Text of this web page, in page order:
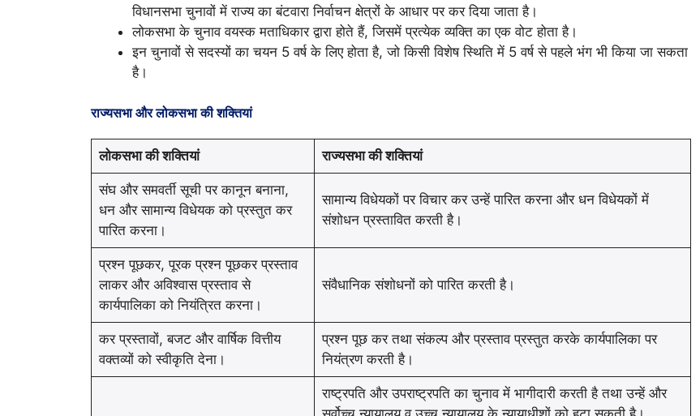
विधानसभा चुनावों में राज्य का बंटवारा निर्वाचन क्षेत्रों के आधार पर कर दिया जाता है।
लोकसभा के चुनाव वयस्क मताधिकार द्वारा होते हैं, जिसमें प्रत्येक व्यक्ति का एक वोट होता है।
इन चुनावों से सदस्यों का चयन 5 वर्ष के लिए होता है, जो किसी विशेष स्थिति में 5 वर्ष से पहले भंग भी किया जा सकता
है।
राज्यसभा और लोकसभा की शक्तियां
लोकसभा की शक्तियां राज्यसभा की शक्तियां
संघ और समवर्ती सूची पर कानून बनाना,
धन और सामान्य विधेयक को प्रस्तुत कर
पारित करना।
सामान्य विधेयकों पर विचार कर उन्हें पारित करना और धन विधेयकों में
संशोधन प्रस्तावित करती है।
प्रश्न पूछकर, पूरक प्रश्न पूछकर प्रस्ताव
लाकर और अविश्वास प्रस्ताव से
कार्यपालिका को नियंत्रित करना।
संवैधानिक संशोधनों को पारित करती है।
कर प्रस्तावों, बजट और वार्षिक वित्तीय
वक्तव्यों को स्वीकृति देना।
प्रश्न पूछ कर तथा संकल्प और प्रस्ताव प्रस्तुत करके कार्यपालिका पर
नियंत्रण करती है।
राष्ट्रपति और उपराष्ट्रपति का चुनाव में भागीदारी करती है तथा उन्हें और